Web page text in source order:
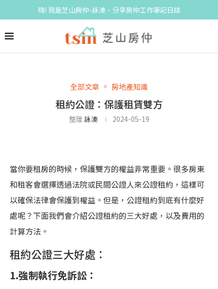
嗨! 我是芝山房仲-詠溱，分享房仲工作筆記日誌
全部文章 房地產知識
租約公證：保護租賃雙方
整理 詠溱 2024-05-19
當你要租房的時候，保護雙方的權益非常重要。很多房東
和租客會選擇透過法院或民間公證人來公證租約，這樣可
以確保法律會保護到權益。但是，公證租約到底有什麼好
處呢？下面我們會介紹公證租約的三大好處，以及費用的
計算方法。
租約公證三大好處：
1.強制執行免訴訟：